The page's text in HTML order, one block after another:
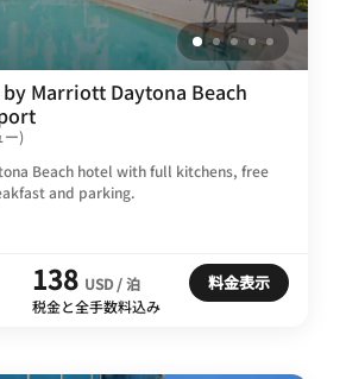
Marriott Daytona Beach
ー)
Beach hotel with full kitchens, free
and parking.
138 USD / 泊
税金と全手数料込み
料金表示